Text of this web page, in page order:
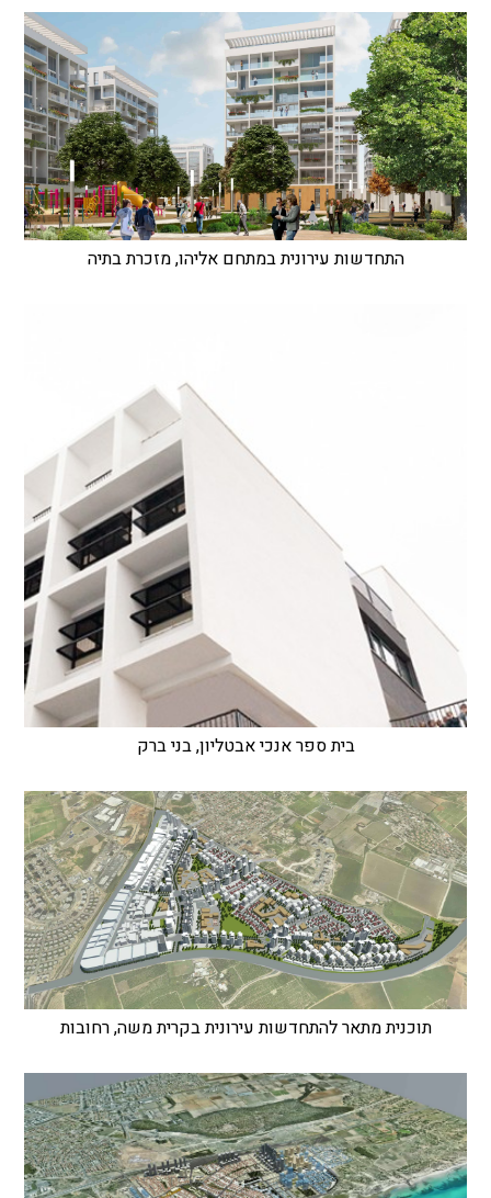
התחדשות עירונית במתחם אליהו, מזכרת בתיה
בית ספר אנכי אבטליון, בני ברק
תוכנית מתאר להתחדשות עירונית בקרית משה, רחובות